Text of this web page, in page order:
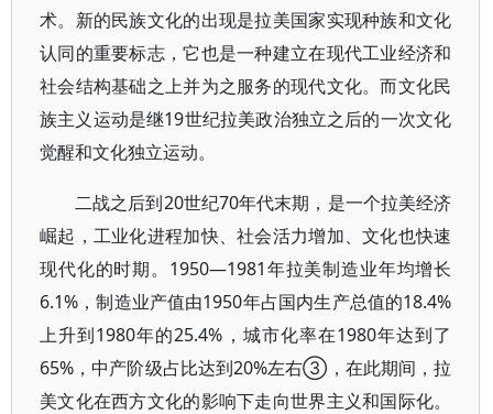
术。新的民族文化的出现是拉美国家实现种族和文化
认同的重要标志，它也是一种建立在现代工业经济和
社会结构基础之上并为之服务的现代文化。而文化民
族主义运动是继19世纪拉美政治独立之后的一次文化
觉醒和文化独立运动。
二战之后到20世纪70年代末期，是一个拉美经济
崛起，工业化进程加快、社会活力增加、文化也快速
现代化的时期。1950—1981年拉美制造业年均增长
6.1%，制造业产值由1950年占国内生产总值的18.4%
上升到1980年的25.4%，城市化率在1980年达到了
65%，中产阶级占比达到20%左右③，在此期间，拉
美文化在西方文化的影响下走向世界主义和国际化。